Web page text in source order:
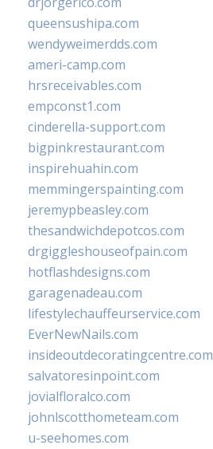
queensushipa.com
wendyweimerdds.com
ameri-camp.com
hrsreceivables.com
empconst1.com
cinderella-support.com
bigpinkrestaurant.com
inspirehuahin.com
memmingerspainting.com
jeremypbeasley.com
thesandwichdepotcos.com
drgiggleshouseofpain.com
hotflashdesigns.com
garagenadeau.com
lifestylechauffeurservice.com
EverNewNails.com
insideoutdecoratingcentre.com
salvatoresinpoint.com
jovialfloralco.com
johnlscotthometeam.com
u-seehomes.com